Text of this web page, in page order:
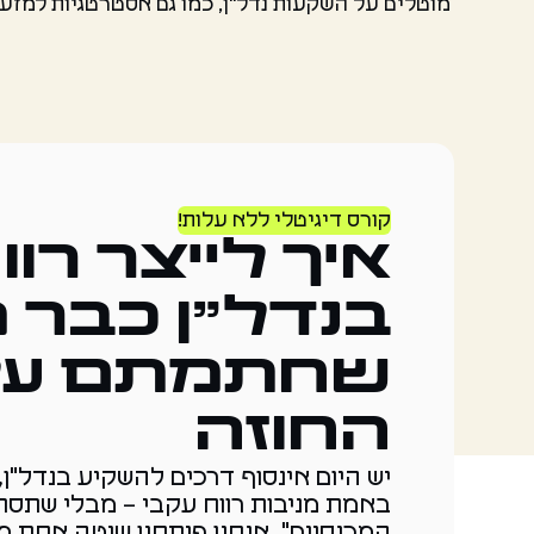
מוטלים על השקעות נדל"ן, כמו גם אסטרטגיות
קורס דיגיטלי ללא עלות!
איך לייצר
בנדל"ן
שחתמתם
החוזה
יש היום אינסוף דרכים להשקיע
באמת מניבות רווח עקבי – מבלי